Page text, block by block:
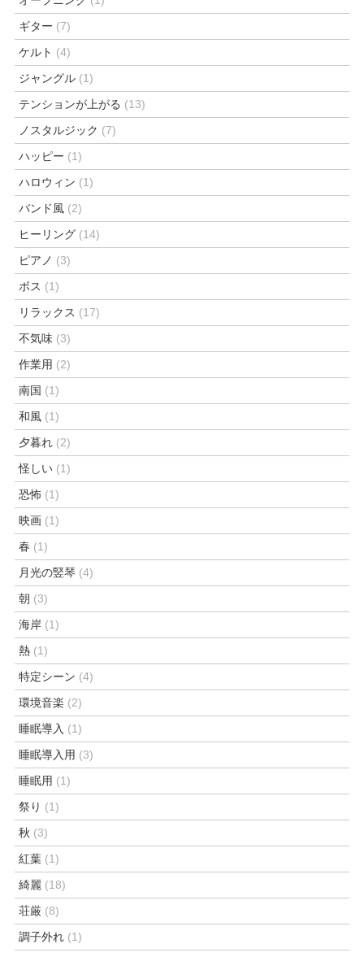
ギター (7)
ケルト (4)
ジャングル (1)
テンションが上がる (13)
ノスタルジック (7)
ハッピー (1)
ハロウィン (1)
バンド風 (2)
ヒーリング (14)
ピアノ (3)
ボス (1)
リラックス (17)
不気味 (3)
作業用 (2)
南国 (1)
和風 (1)
夕暮れ (2)
怪しい (1)
恐怖 (1)
映画 (1)
春 (1)
月光の竪琴 (4)
朝 (3)
海岸 (1)
熱 (1)
特定シーン (4)
環境音楽 (2)
睡眠導入 (1)
睡眠導入用 (3)
睡眠用 (1)
祭り (1)
秋 (3)
紅葉 (1)
綺麗 (18)
荘厳 (8)
調子外れ (1)